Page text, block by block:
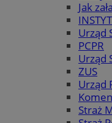
Jak
Urząd
PCPR
Urząd
ZUS
Urząd
Straż